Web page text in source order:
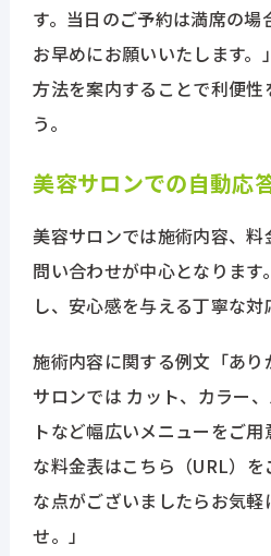
イベント・セミナー
ブログ
お問い合わせ
いますぐ無料で申し込む
03-6277-
【受付時間】
す。当日のご予約は満席の場
お早めにお願いいたします。
方法を案内することで利便性
う。
美容サロンでの自動応
美容サロンでは施術内容、料
問い合わせが中心となります
し、安心感を与える丁寧な対
施術内容に関する例文「あり
サロンでは カット、カラー
トなど幅広いメニューをご
な料金表はこちら（URL）
な点がございましたらお気
せ。」